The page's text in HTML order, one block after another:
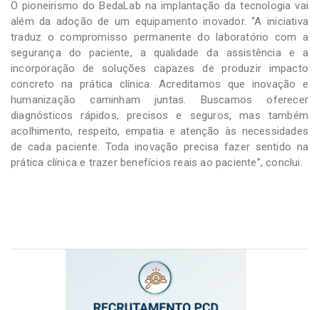
O pioneirismo do BedaLab na implantação da tecnologia vai
além da adoção de um equipamento inovador. “A iniciativa
traduz o compromisso permanente do laboratório com a
segurança do paciente, a qualidade da assistência e a
incorporação de soluções capazes de produzir impacto
concreto na prática clínica. Acreditamos que inovação e
humanização caminham juntas. Buscamos oferecer
diagnósticos rápidos, precisos e seguros, mas também
acolhimento, respeito, empatia e atenção às necessidades
de cada paciente. Toda inovação precisa fazer sentido na
prática clínica e trazer benefícios reais ao paciente”, conclui.